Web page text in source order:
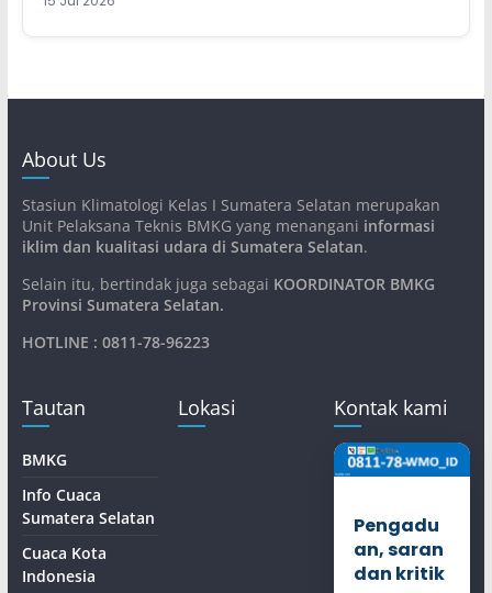
About Us
Stasiun Klimatologi Kelas I Sumatera Selatan merupakan
Unit Pelaksana Teknis BMKG yang menangani informasi
iklim dan kualitasi udara di Sumatera Selatan.
Selain itu, bertindak juga sebagai KOORDINATOR BMKG
Provinsi Sumatera Selatan.
HOTLINE : 0811-78-96223
Tautan
BMKG
Info Cuaca
Sumatera Selatan
Cuaca Kota
Indonesia
Lokasi Kontak kami
Pengadu
an, saran
dan kritik